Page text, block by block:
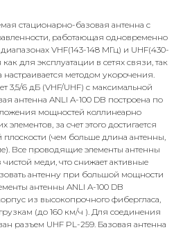
стационарно-базовая антенна с
работающая одновременно
VHF(143-148 МГц) и UHF(430-
для эксплуатации в сетях связи, так
методом укорочения.
3,5/6 дБ (VHF/UHF) с максимальной
антенна ANLI A-100 DB построена по
мощностей коллинеарно
за счет этого достигается
(чем больше длина антенны,
Все проводящие элементы антенны
меди, что снижает активные
антенну при большой мощности
антенны ANLI A-100 DB
из высокопрочного фибергласа,
(до 160 км/ч ). Для соединения
разъем UHF PL-259. Базовая антенна